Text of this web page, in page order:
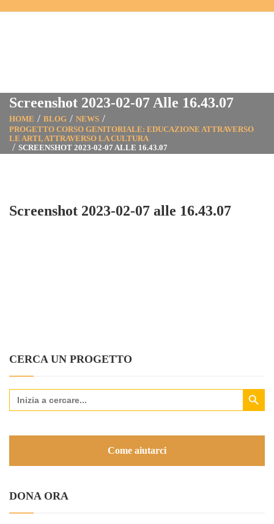
Screenshot 2023-02-07 Alle 16.43.07
HOME BLOG
NEWS
PROGETTO CORSO GENITORIALE: EDUCAZIONE ATTRAVERSO
LE ARTI, ATTRAVERSO LA CULTURA
SCREENSHOT 2023-02-07 ALLE 16.43.07
Screenshot 2023-02-07 alle 16.43.07
CERCA UN PROGETTO
Search
for:
Search Button
Come aiutarci
DONA ORA